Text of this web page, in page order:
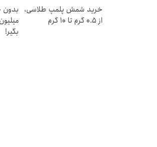
خرید شمش پلمپ طلاسی،
از ۰.۵ گرم تا ۱۰ گرم
بگیر!